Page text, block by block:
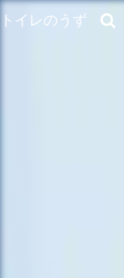
トイレのうず